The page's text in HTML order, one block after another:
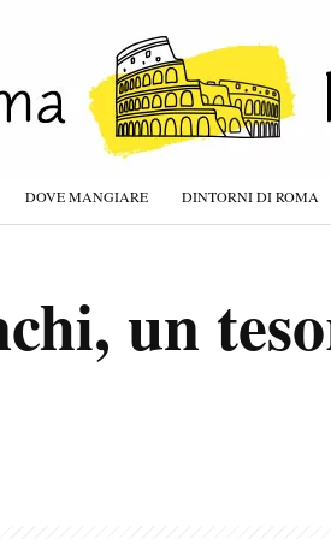
DOVE MANGIARE DINTORNI DI ROMA
un